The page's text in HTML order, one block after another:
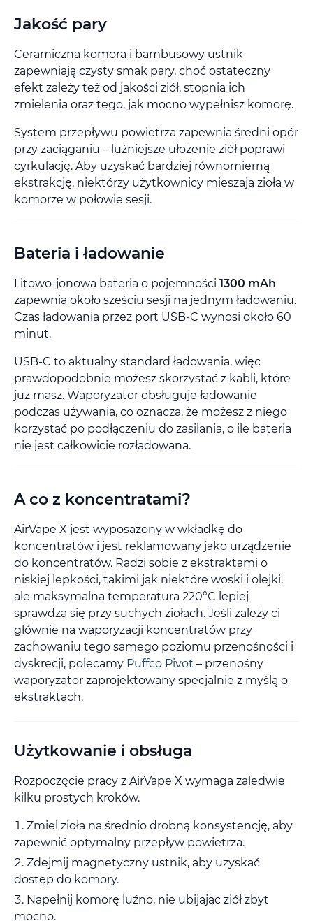
Jakość pary
Ceramiczna komora i bambusowy ustnik
zapewniają czysty smak pary, choć ostateczny
efekt zależy też od jakości ziół, stopnia ich
zmielenia oraz tego, jak mocno wypełnisz komorę.
System przepływu powietrza zapewnia średni opór
przy zaciąganiu – luźniejsze ułożenie ziół poprawi
cyrkulację. Aby uzyskać bardziej równomierną
ekstrakcję, niektórzy użytkownicy mieszają zioła w
komorze w połowie sesji.
Bateria i ładowanie
Litowo-jonowa bateria o pojemności 1300 mAh
zapewnia około sześciu sesji na jednym ładowaniu.
Czas ładowania przez port USB-C wynosi około 60
minut.
USB-C to aktualny standard ładowania, więc
prawdopodobnie możesz skorzystać z kabli, które
już masz. Waporyzator obsługuje ładowanie
podczas używania, co oznacza, że możesz z niego
korzystać po podłączeniu do zasilania, o ile bateria
nie jest całkowicie rozładowana.
A co z koncentratami?
AirVape X jest wyposażony w wkładkę do
koncentratów i jest reklamowany jako urządzenie
do koncentratów. Radzi sobie z ekstraktami o
niskiej lepkości, takimi jak niektóre woski i olejki,
ale maksymalna temperatura 220°C lepiej
sprawdza się przy suchych ziołach. Jeśli zależy ci
głównie na waporyzacji koncentratów przy
zachowaniu tego samego poziomu przenośności i
dyskrecji, polecamy Puffco Pivot – przenośny
waporyzator zaprojektowany specjalnie z myślą o
ekstraktach.
Użytkowanie i obsługa
Rozpoczęcie pracy z AirVape X wymaga zaledwie
kilku prostych kroków.
Zmiel zioła na średnio drobną konsystencję, aby
zapewnić optymalny przepływ powietrza.
Zdejmij magnetyczny ustnik, aby uzyskać
dostęp do komory.
Napełnij komorę luźno, nie ubijając ziół zbyt
mocno.